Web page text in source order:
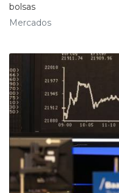
bolsas
Mercados